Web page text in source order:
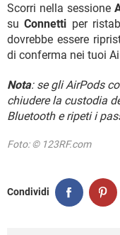
Scorri nella sessione
suConnetti per
dovrebbe essere
di conferma nei tuoi
Nota: se gli AirPods
chiudere la custodia
Bluetooth e ripeti i
Foto: © 123RF.com
Condividi